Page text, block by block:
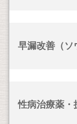
早漏改善（ソ
性病治療薬・